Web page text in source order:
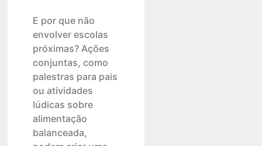
E por que não
envolver escolas
próximas? Ações
conjuntas, como
palestras para pais
ou atividades
lúdicas sobre
alimentação
balanceada,